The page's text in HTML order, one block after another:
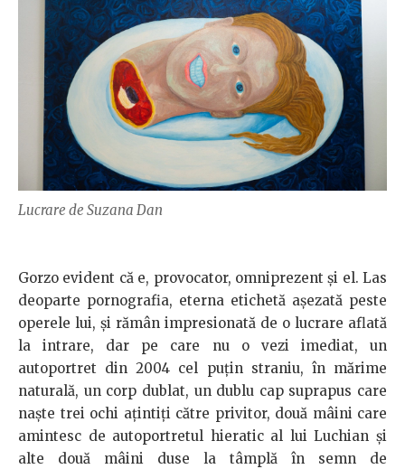
Lucrare de Suzana Dan
Gorzo evident că e, provocator, omniprezent și el. Las
deoparte pornografia, eterna etichetă așezată peste
operele lui, și rămân impresionată de o lucrare aflată
la intrare, dar pe care nu o vezi imediat, un
autoportret din 2004 cel puțin straniu, în mărime
naturală, un corp dublat, un dublu cap suprapus care
naște trei ochi ațintiți către privitor, două mâini care
amintesc de autoportretul hieratic al lui Luchian și
alte două mâini duse la tâmplă în semn de